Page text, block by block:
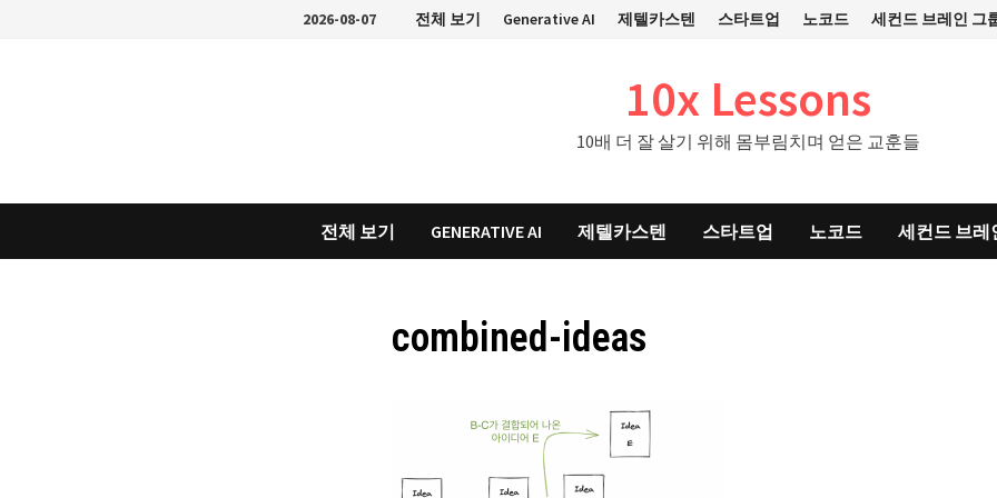
2026-08-07 전체 보기 Generative AI 제텔카스텐 스타트업 노코드 세컨드 브레인 그
10x Lessons
10배 더 잘 살기 위해 몸부림치며 얻은 교훈들
전체 보기 GENERATIVE AI 제텔카스텐 스타트업 노코드 세컨드 브레
combined-ideas